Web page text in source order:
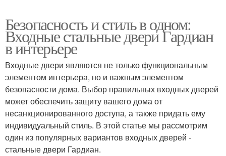
Безопасность и стиль в одном:
Входные стальные двери Гардиан
в интерьере
Входные двери являются не только функциональным
элементом интерьера, но и важным элементом
безопасности дома. Выбор правильных входных дверей
может обеспечить защиту вашего дома от
несанкционированного доступа, а также придать ему
индивидуальный стиль. В этой статье мы рассмотрим
один из популярных вариантов входных дверей -
стальные двери Гардиан.